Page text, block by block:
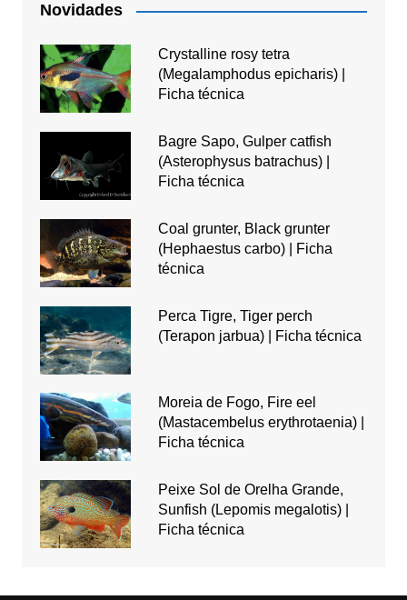
Novidades
Crystalline rosy tetra
(Megalamphodus epicharis) |
Ficha técnica
Bagre Sapo, Gulper catfish
(Asterophysus batrachus) |
Ficha técnica
Coal grunter, Black grunter
(Hephaestus carbo) | Ficha
técnica
Perca Tigre, Tiger perch
(Terapon jarbua) | Ficha técnica
Moreia de Fogo, Fire eel
(Mastacembelus erythrotaenia) |
Ficha técnica
Peixe Sol de Orelha Grande,
Sunfish (Lepomis megalotis) |
Ficha técnica